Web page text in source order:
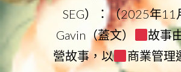
SEG）：（2025年11
Gavin（蓋文）
故事
營故事，以
商業管理